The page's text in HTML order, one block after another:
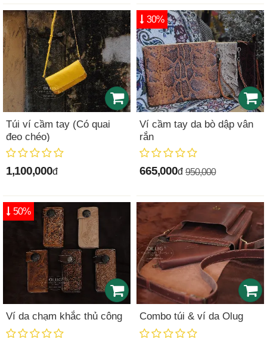
Túi ví cầm tay (Có quai
đeo chéo)
1,100,000đ
Ví cầm tay da bò dập vân
rắn
665,000đ 950,000
30%
Ví da chạm khắc thủ công
50%
Combo túi & ví da Olug